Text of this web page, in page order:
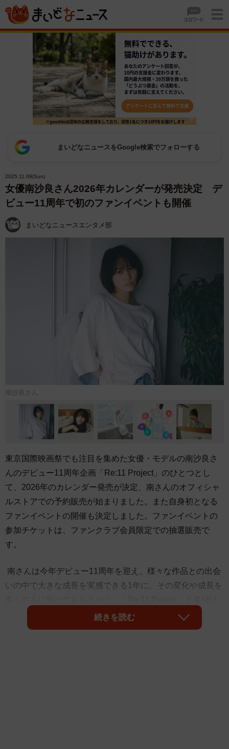
まいどなニュースをGoogle検索でフォローする
2025.11.09(Sun)
女優南沙良さん2026年カレンダーが発売決定 デ
ビュー11周年で初のファンイベントも開催
まいどなニュースエンタメ部
南沙良さん
東京国際映画祭でも注目を集めた女優・モデルの南沙良さ
んのデビュー11周年企画「Re:11 Project」のひとつとし
て、2026年のカレンダー発売が決定、南さんのオフィシャ
ルストアでの予約販売が始まりました。また自身初となる
ファンイベントの開催も決定しました。ファンイベントの
参加チケットは、ファンクラブ会員限定での抽選販売で
す。
南さんは今年デビュー11周年を迎え、様々な作品との出会
いの中で大きな成長を実感できる1年に。その変化や成長を
た企画を始動しています。続きを読む